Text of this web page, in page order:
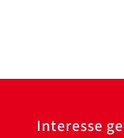
Interesse